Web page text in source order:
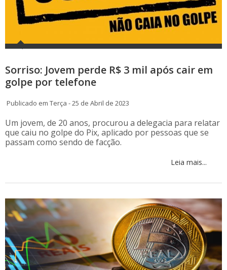
Sorriso: Jovem perde R$ 3 mil após cair em
golpe por telefone
Publicado em Terça - 25 de Abril de 2023
Um jovem, de 20 anos, procurou a delegacia para relatar
que caiu no golpe do Pix, aplicado por pessoas que se
passam como sendo de facção.
Leia mais...